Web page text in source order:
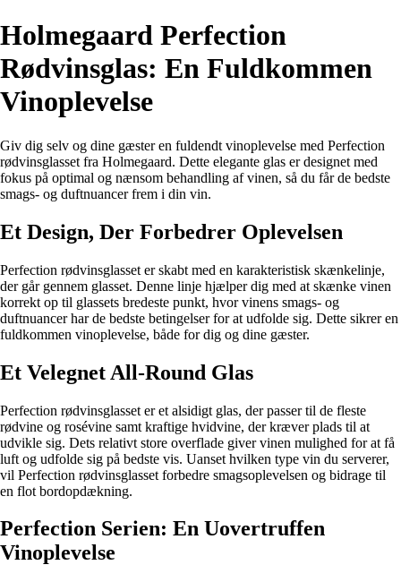
Holmegaard Perfection
Rødvinsglas: En Fuldkommen
Vinoplevelse
Giv dig selv og dine gæster en fuldendt vinoplevelse med Perfection
rødvinsglasset fra Holmegaard. Dette elegante glas er designet med
fokus på optimal og nænsom behandling af vinen, så du får de bedste
smags- og duftnuancer frem i din vin.
Et Design, Der Forbedrer Oplevelsen
Perfection rødvinsglasset er skabt med en karakteristisk skænkelinje,
der går gennem glasset. Denne linje hjælper dig med at skænke vinen
korrekt op til glassets bredeste punkt, hvor vinens smags- og
duftnuancer har de bedste betingelser for at udfolde sig. Dette sikrer en
fuldkommen vinoplevelse, både for dig og dine gæster.
Et Velegnet All-Round Glas
Perfection rødvinsglasset er et alsidigt glas, der passer til de fleste
rødvine og rosévine samt kraftige hvidvine, der kræver plads til at
udvikle sig. Dets relativt store overflade giver vinen mulighed for at få
luft og udfolde sig på bedste vis. Uanset hvilken type vin du serverer,
vil Perfection rødvinsglasset forbedre smagsoplevelsen og bidrage til
en flot bordopdækning.
Perfection Serien: En Uovertruffen
Vinoplevelse